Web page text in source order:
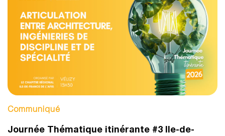
Communiqué
Journée Thématique itinérante #3 Ile-de-